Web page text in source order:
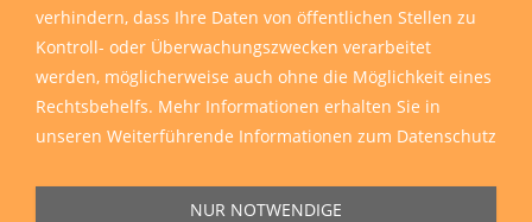
verhindern, dass Ihre Daten von öffentlichen Stellen zu
Kontroll- oder Überwachungszwecken verarbeitet
werden, möglicherweise auch ohne die Möglichkeit eines
Rechtsbehelfs. Mehr Informationen erhalten Sie in
unseren Weiterführende Informationen zum Datenschutz
NUR NOTWENDIGE